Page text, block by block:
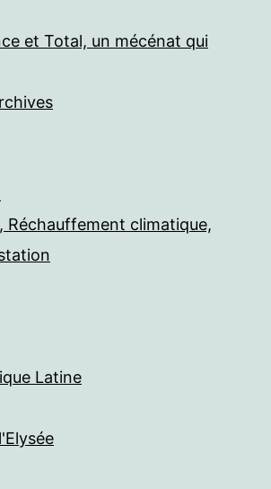
et Total, un mécénat qui
Réchauffement climatique,
Latine